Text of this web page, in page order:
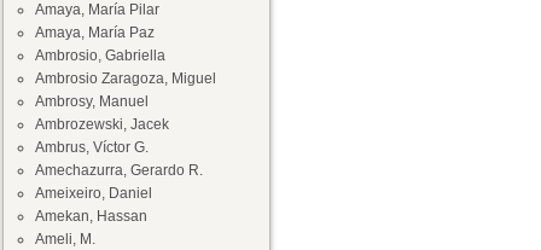
Amaya, María Pilar
Amaya, María Paz
Ambrosio, Gabriella
Ambrosio Zaragoza, Miguel
Ambrosy, Manuel
Ambrozewski, Jacek
Ambrus, Víctor G.
Amechazurra, Gerardo R.
Ameixeiro, Daniel
Amekan, Hassan
Ameli, M.